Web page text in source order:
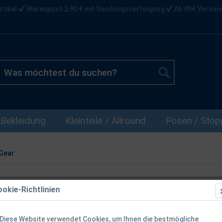
Warenpost 2,90 € mit Sendungsverfolgung Ab 49€
Bekleidung Kleinteile / Allround Posen /
Savage
Richtlinien
Diese Website verwendet Cookies, um Ihnen die bestmögliche